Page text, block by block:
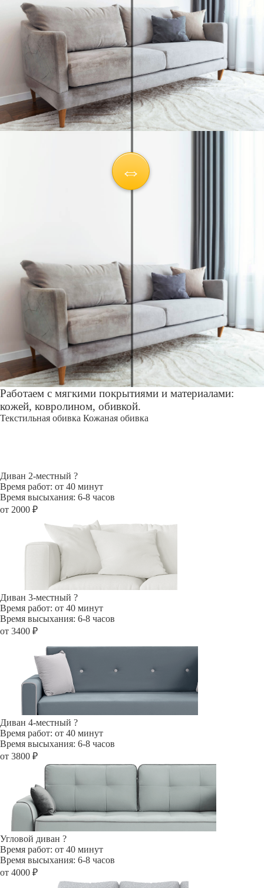
Работаем с мягкими покрытиями и материалами:
кожей, ковролином, обивкой.
Текстильная обивка Кожаная обивка
Диван 2-местный ?
Время работ: от 40 минут
Время высыхания: 6-8 часов
от 2000 ₽
Диван 3-местный ?
Время работ: от 40 минут
Время высыхания: 6-8 часов
от 3400 ₽
Диван 4-местный ?
Время работ: от 40 минут
Время высыхания: 6-8 часов
от 3800 ₽
Угловой диван ?
Время работ: от 40 минут
Время высыхания: 6-8 часов
от 4000 ₽